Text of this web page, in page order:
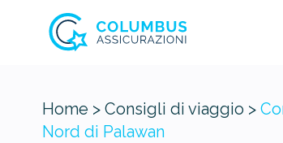
Home > Consigli di viaggio >
Nord di Palawan